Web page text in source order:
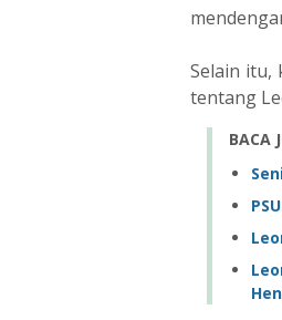
Selain itu,
tentang
BACA